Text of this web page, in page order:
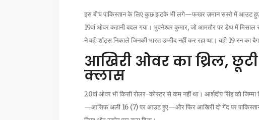
इस बीच पाकिस्तान के लिए कुछ झटके भी लगे—फखर ज़मान सस्ते में आउट
19वां ओवर कहानी बदल गया। भुवनेश्वर कुमार, जो आमतौर पर डेथ में
ने वही शॉट्स निकाले जिनकी भारत उम्मीद नहीं कर रहा था। यही 19 रन का
आखिरी ओवर का थ्रिल,
क्लास
20वां ओवर भी किसी रोलर-कोस्टर से कम नहीं था। आर्शदीप सिंह को जिम्मा
—आसिफ अली 16 (7) पर आउट हुए—और फिर आखिरी दो गेंद पर पाकिस्तान